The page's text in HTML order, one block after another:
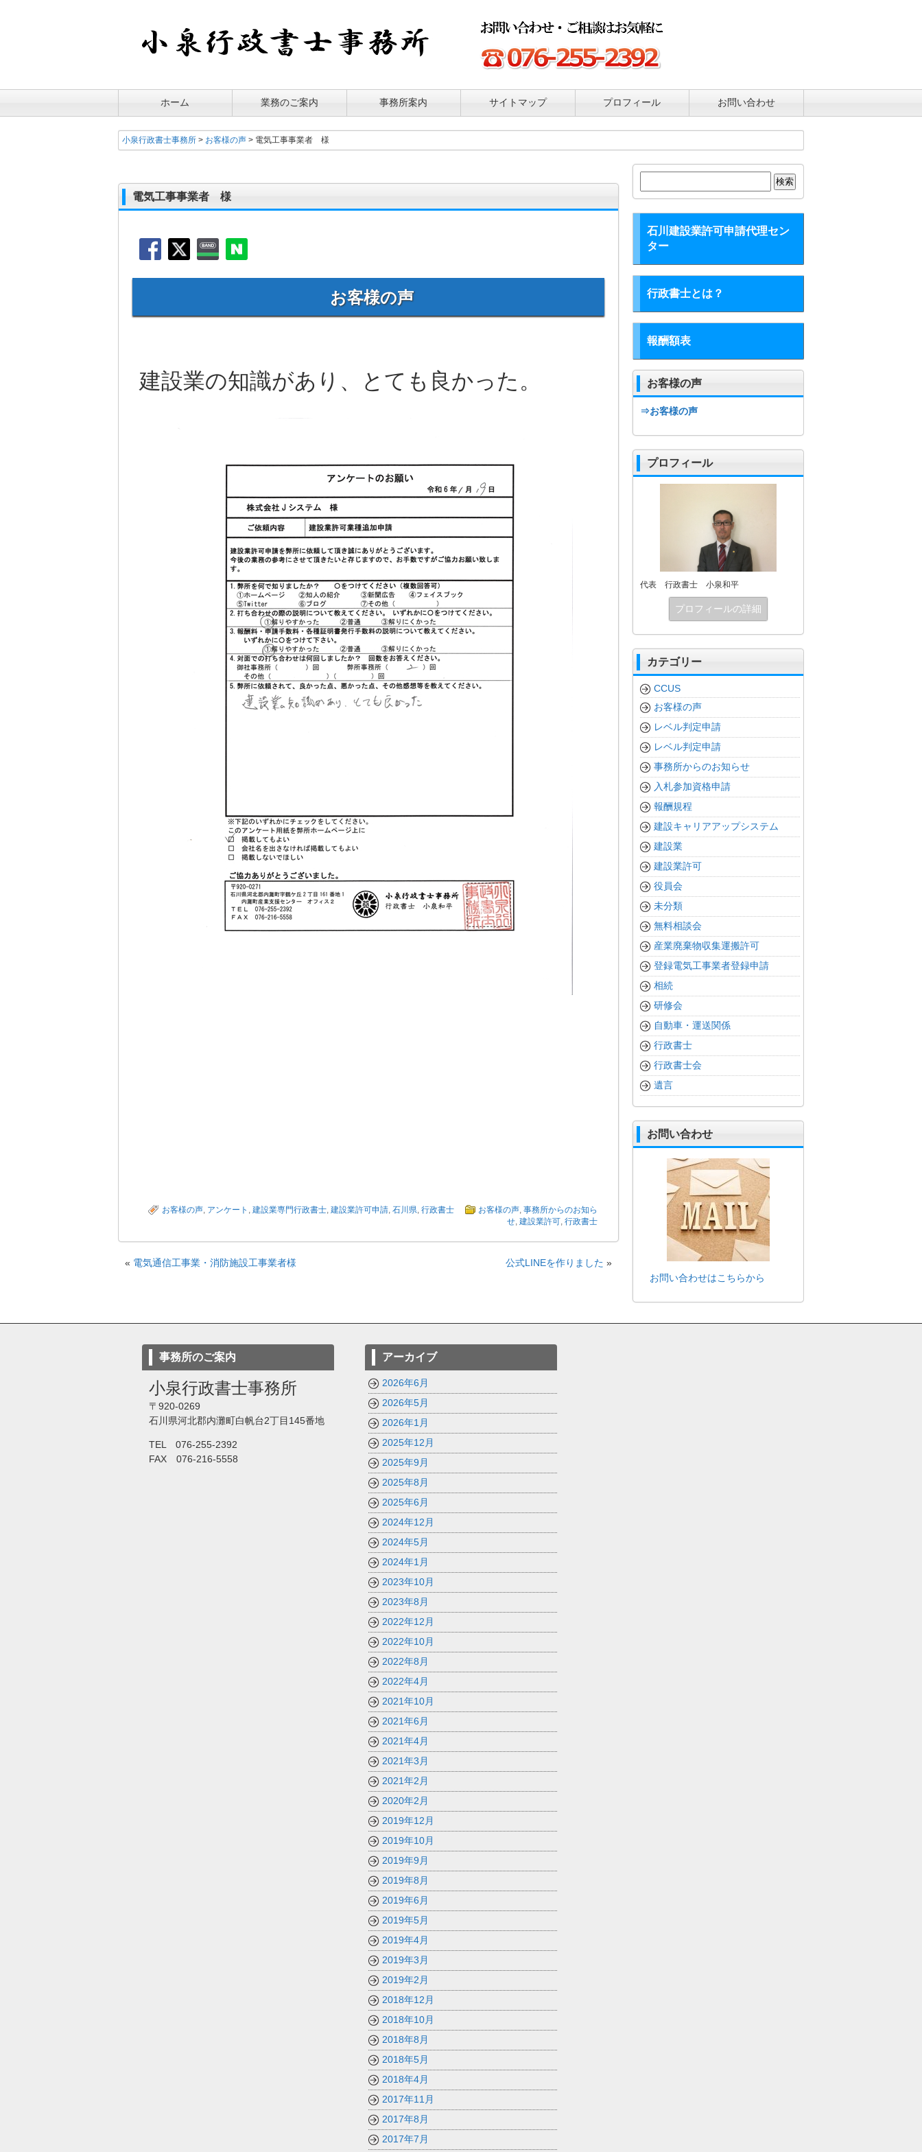
ホーム 業務のご案内 事務所案内 サイトマップ プロフィール お問い合わせ
小泉行政書士事務所 > お客様の声 > 電気工事事業者 様
電気工事事業者 様
お客様の声
建設業の知識があり、とても良かった 。
お客様の声, アンケート , 建設業専門行政書士, 建設業許可申請, 石川県, 行政書士 お客様の声, 事務所からのお知ら
せ, 建設業許可, 行政書士
« 電気通信工事業・消防施設工事業者様 公式LINEを作りました »
索:
石川建設業許可申請代理セン
ター
行政書士とは？
報酬額表
お客様の声
⇒お客様の声
プロフィール
代表 行政書士 小泉和平
プロフィールの詳細
カテゴリー
CCUS
お客様の声
レベル判定申請
レベル判定申請
事務所からのお知らせ
入札参加資格申請
報酬規程
建設キャリアアップシステム
建設業
建設業許可
役員会
未分類
無料相談会
産業廃棄物収集運搬許可
登録電気工事業者登録申請
相続
研修会
自動車・運送関係
行政書士
行政書士会
遺言
お問い合わせ
お問い合わせはこちらから
事務所のご案内
小泉行政書士事務所
〒920-0269
石川県河北郡内灘町白帆台2丁目145番地
TEL 076-255-2392
FAX 076-216-5558
アーカイブ
2026年6月
2026年5月
2026年1月
2025年12月
2025年9月
2025年8月
2025年6月
2024年12月
2024年5月
2024年1月
2023年10月
2023年8月
2022年12月
2022年10月
2022年8月
2022年4月
2021年10月
2021年6月
2021年4月
2021年3月
2021年2月
2020年2月
2019年12月
2019年10月
2019年9月
2019年8月
2019年6月
2019年5月
2019年4月
2019年3月
2019年2月
2018年12月
2018年10月
2018年8月
2018年5月
2018年4月
2017年11月
2017年8月
2017年7月